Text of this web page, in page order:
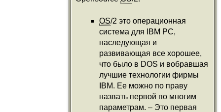
OS/2 это операционная
система для IBM PC,
наследующая и
развивающая все хорошее,
что было в DOS и вобравшая
лучшие технологии фирмы
IBM. Ее можно по праву
назвать первой по многим
параметрам. – Это первая